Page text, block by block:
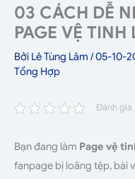
03 CÁCH DỄ
PAGE VỆ
Bởi Lê Tùng Lâm /05-10-
Tổng Hợp
Đánh giá
Bạn đang làm Page vệ
fanpage bị loãng tệp, bài